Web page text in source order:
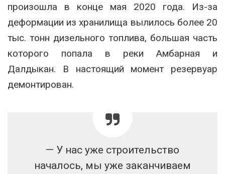
произошла в конце мая 2020 года. Из-за
деформации из хранилища вылилось более 20
тыс. тонн дизельного топлива, большая часть
которого попала в реки Амбарная и
Далдыкан. В настоящий момент резервуар
демонтирован.
— У нас уже строительство
началось, мы уже заканчиваем